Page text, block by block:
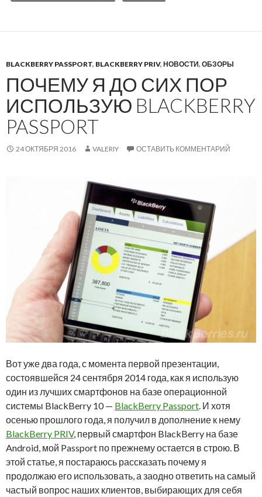
BLACKBERRY PASSPORT, BLACKBERRY PRIV, НОВОСТИ, ОБЗОРЫ
ПОЧЕМУ Я ДО СИХ ПОР
ИСПОЛЬЗУЮ BLACKBERRY
PASSPORT
24 ОКТЯБРЯ 2016 VALERIY ОСТАВИТЬ КОММЕНТАРИЙ
Вот уже два года, с момента первой презентации,
состоявшейся 24 сентября 2014 года, как я использую
один из лучших смартфонов на базе операционной
системы BlackBerry 10 — BlackBerry Passport. И хотя
осенью прошлого года, я получил в дополнение к нему
BlackBerry PRIV, первый смартфон BlackBerry на базе
Android, мой Passport по прежнему остается в строю. В
этой статье, я постараюсь рассказать почему я
продолжаю его использовать, а заодно ответить на самый
частый вопрос наших клиентов, выбирающих для себя